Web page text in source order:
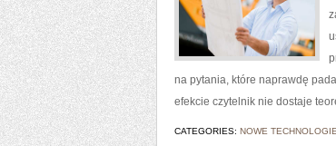
na pytania, które naprawdę
efekcie czytelnik nie dostaje
CATEGORIES: NOWE TECHNOLOGIE